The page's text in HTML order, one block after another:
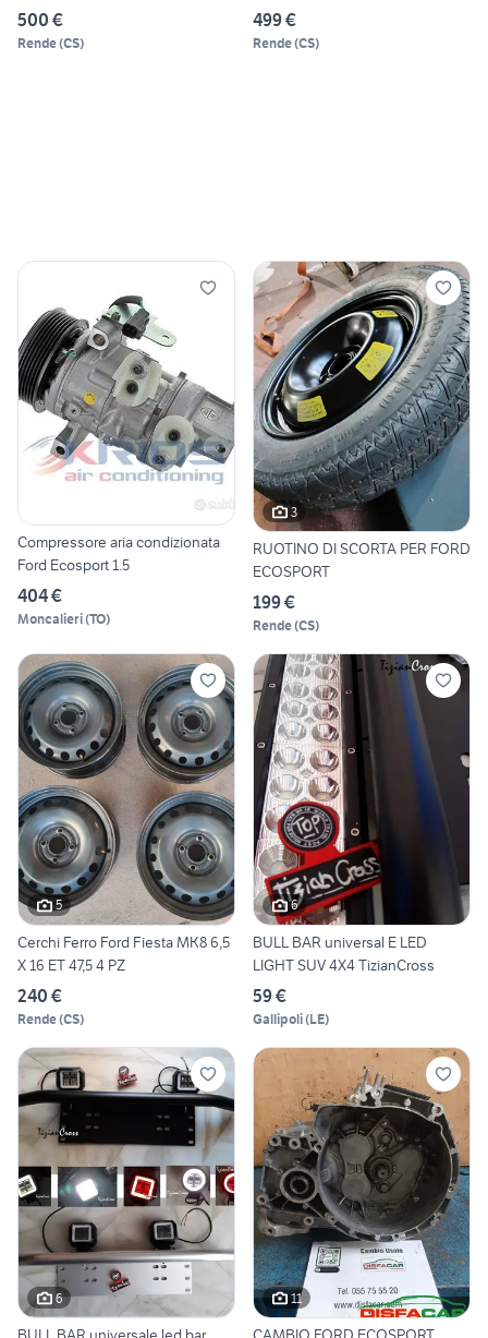
500 €
Rende(CS)
499 €
Rende(CS)
Compressore aria condizionata
Ford Ecosport 1.5
404 €
Moncalieri(TO)
3
RUOTINO DI SCORTA PER FORD
ECOSPORT
199 €
Rende(CS)
5
Cerchi Ferro Ford Fiesta MK8 6,5
X 16 ET 47,5 4 PZ
240 €
Rende(CS)
6
BULL BAR universal E LED
LIGHT SUV 4X4 TizianCross
59 €
Gallipoli(LE)
6 11